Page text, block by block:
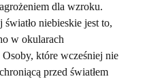
dla wzroku.
niebieskie jest to,
w okularach
które wcześniej nie
przed światłem